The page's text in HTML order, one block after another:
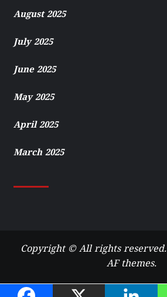
August 2025
July 2025
June 2025
May 2025
April 2025
March 2025
Copyright © All rights reserved.
AF themes.